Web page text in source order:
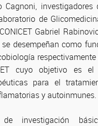
Cagnoni, investigadores
de
Gabriel
desempeñan como
respectivamente
cuyo objetivo es el
para el
y autoinmunes.
de investigación